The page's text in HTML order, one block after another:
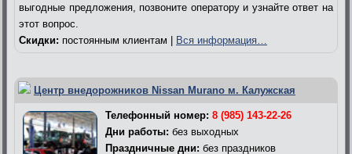
выгодные предложения, позвоните оператору и узнайте ответ на
этот вопрос.
Скидки: постоянным клиентам | Вся информация…
Центр внедорожников Nissan Murano м. Калужская
Телефонный номер: 8 (985) 143-22-26
Дни работы: без выходных
Праздничные дни: без праздников